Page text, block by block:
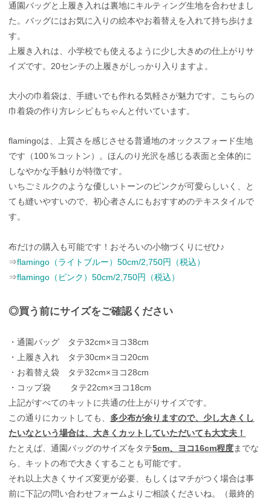
通園バッグと上履き入れは裏地にキルティング生地を合わせまし
た。バッグにはお気に入りの絵本やお着替えを入れて持ち歩けま
す。
上履き入れは、小学校でも使えるように少し大きめの仕上がりサ
イズです。20センチの上履きがしっかり入りますよ。
大小の巾着袋は、手縫いでも作れる気軽さが魅力です。こちらの
巾着袋の作り方レシピもちゃんと付いています。
flamingoは、上質さを感じさせる普通地のオックスフォード生地
です（100％コットン）。ほんのり光沢を感じる表面と全体的に
しなやかな手触りが特徴です。
いちごミルクのような優しいトーンのピンクが可愛らしいく、と
ても縫いやすいので、初心者さんにもおすすめのテキスタイルで
す。
布だけの購入も可能です！おそろいの小物づくりにぜひ♪
⇒flamingo（ライトブルー）50cm/2,750円（税込）
⇒flamingo（ピンク）50cm/2,750円（税込）
◎買う前にサイズをご確認ください
・通園バッグ タテ32cm×ヨコ38cm
・上履き入れ タテ30cm×ヨコ20cm
・お着替え袋 タテ32cm×ヨコ28cm
・コップ袋 タテ22cm×ヨコ18cm
上記がすべてのキットに共通の仕上がりサイズです。
この通りにカットしても、 多少布が余りますので、少し大きくし
たいなという場合は、大きくカットしていただいても大丈夫！
たとえば、通園バッグのサイズをタテ5cm、ヨコ16cm程度までな
ら、キットの布で大きくすることも可能です。
それ以上大きくサイズ変更が必要、もしくはマチがつく場合は事
前に下記の問い合わせフォームよりご相談くださいね。（最終的